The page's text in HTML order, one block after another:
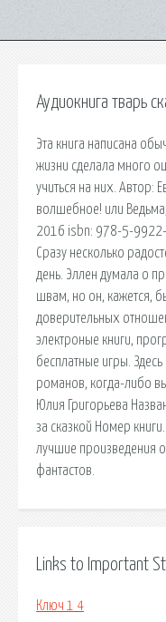
Аудиокнига тварь
Эта книга написана
жизни сделала много
учиться на них. Автор:
волшебное! или
2016 isbn: 978-5-9922-
Сразу несколько
день. Эллен думала о
швам, но он, кажется,
доверительных
электроные книги,
бесплатные игры.
романов, когда-либо
Юлия Григорьева
за сказкой Номер
лучшие произведения
фантастов.
Links to Important
Ключ 1 4